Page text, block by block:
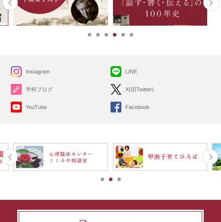
Instagram
学科ブログ
YouTube
LINE
X(旧Twitter)
Facebook